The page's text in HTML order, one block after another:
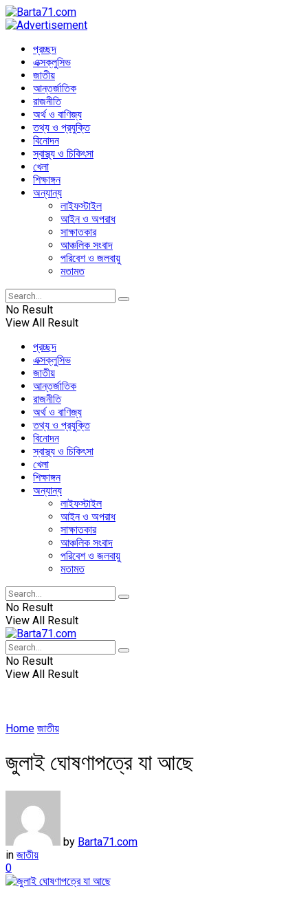
প্রচ্ছদ
এক্সক্লুসিভ
জাতীয়
আন্তর্জাতিক
রাজনীতি
অর্থ ও বাণিজ্য
তথ্য ও প্রযুক্তি
বিনোদন
স্বাস্থ্য ও চিকিৎসা
খেলা
শিক্ষাঙ্গন
অন্যান্য
লাইফস্টাইল
আইন ও অপরাধ
সাক্ষাতকার
আঞ্চলিক সংবাদ
পরিবেশ ও জলবায়ু
মতামত
No Result
View All Result
প্রচ্ছদ
এক্সক্লুসিভ
জাতীয়
আন্তর্জাতিক
রাজনীতি
অর্থ ও বাণিজ্য
তথ্য ও প্রযুক্তি
বিনোদন
স্বাস্থ্য ও চিকিৎসা
খেলা
শিক্ষাঙ্গন
অন্যান্য
লাইফস্টাইল
আইন ও অপরাধ
সাক্ষাতকার
আঞ্চলিক সংবাদ
পরিবেশ ও জলবায়ু
মতামত
No Result
View All Result
No Result
View All Result
Home জাতীয়
জুলাই ঘোষণাপত্রে যা আছে
by Barta71.com
in জাতীয়
0